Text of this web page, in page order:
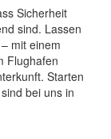
Sicherheit
sind. Lassen
mit einem
Flughafen
Starten
bei uns in